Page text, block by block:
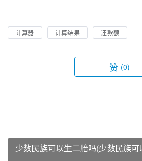
计算器 计算结果 还款额
赞 (0)
少数民族可以生二胎吗(少数民族